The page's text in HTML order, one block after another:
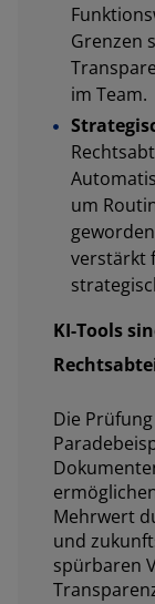
Grenzen
im Team.
um
verstärkt
KI-Tools
Die
Mehrwert
und
spürbaren